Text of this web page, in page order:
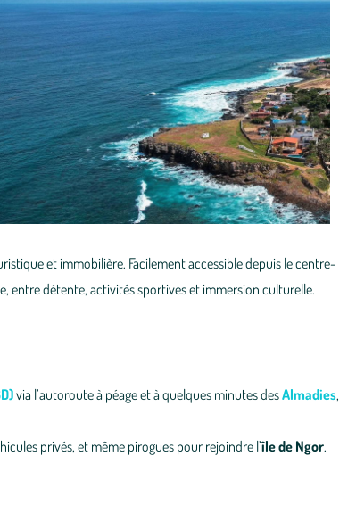
et immobilière. Facilement accessible depuis le centre-
entre détente, activités sportives et immersion culturelle.
via l’autoroute à péage et à quelques minutes desAlmadies,
privés, et même pirogues pour rejoindre l’île de Ngor.